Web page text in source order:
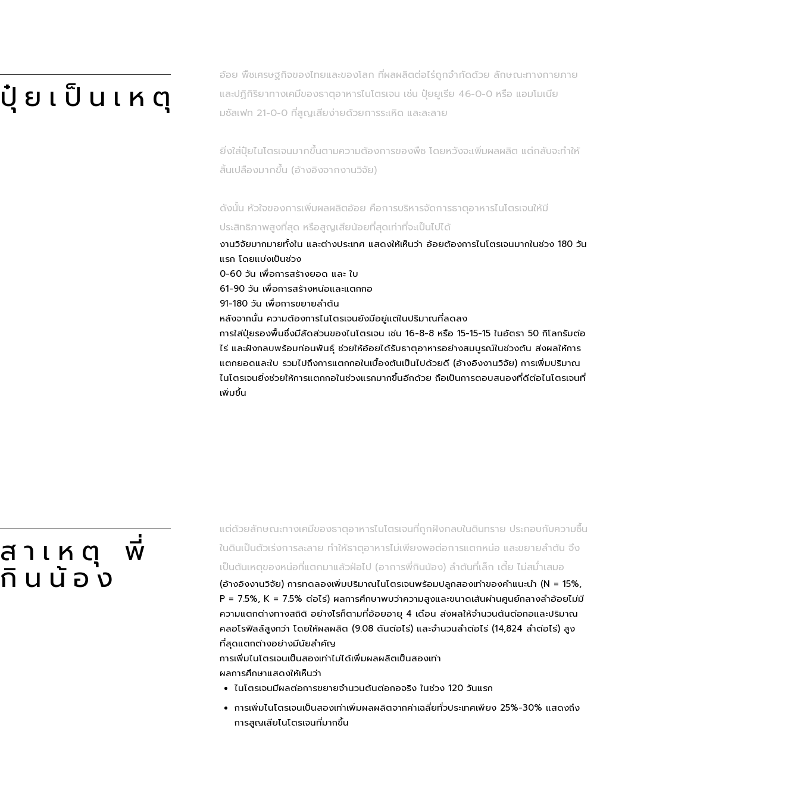
ปุ๋ยเป็นเหตุ
อ้อย พืชเศรษฐกิจของไทยและของโลก ที่ผลผลิตต่อไร่ถูกจำกัดด้วย ลักษณะทางกายภาย
และปฏิกิริยาทางเคมีของธาตุอาหารไนโตรเจน เช่น ปุ๋ยยูเรีย 46-0-0 หรือ แอมโมเนีย
มซัลเฟท 21-0-0 ที่สูญเสียง่ายด้วยการระเหิด และละลาย
ยิ่งใส่ปุ๋ยไนโตรเจนมากขึ้นตามความต้องการของพืช โดยหวังจะเพิ่มผลผลิต แต่กลับจะทำให้
สิ้นเปลืองมากขึ้น (อ้างอิงจากงานวิจัย)
ดังนั้น หัวใจของการเพิ่มผลผลิตอ้อย คือการบริหารจัดการธาตุอาหารไนโตรเจนให้มี
ประสิทธิภาพสูงที่สุด หรือสูญเสียน้อยที่สุดเท่าที่จะเป็นไปได้
งานวิจัยมากมายทั้งใน และต่างประเทศ แสดงให้เห็นว่า อ้อยต้องการไนโตรเจนมากในช่วง 180 วัน
แรก โดยแบ่งเป็นช่วง
0-60 วัน เพื่อการสร้างยอด และ ใบ
61-90 วัน เพื่อการสร้างหน่อและแตกกอ
91-180 วัน เพื่อการขยายลำต้น
หลังจากนั้น ความต้องการไนโตรเจนยังมีอยู่แต่ในปริมาณที่ลดลง
การใส่ปุ๋ยรองพื้นซึ่งมีสัดส่วนของไนโตรเจน เช่น 16-8-8 หรือ 15-15-15 ในอัตรา 50 กิโลกรัมต่อ
ไร่ และฝังกลบพร้อมท่อนพันธุ์ ช่วยให้อ้อยได้รับธาตุอาหารอย่างสมบูรณ์ในช่วงต้น ส่งผลให้การ
แตกยอดและใบ รวมไปถึงการแตกกอในเบื้องต้นเป็นไปด้วยดี (อ้างอิงงานวิจัย) การเพิ่มปริมาณ
ไนโตรเจนยิ่งช่วยให้การแตกกอในช่วงแรกมากขึ้นอีกด้วย ถือเป็นการตอบสนองที่ดีต่อไนโตรเจนที่
เพิ่มขึ้น
สาเหตุ พี่
กินน้อง
แต่ด้วยลักษณะทางเคมีของธาตุอาหารไนโตรเจนที่ถูกฝังกลบในดินทราย ประกอบกับความชื้น
ในดินเป็นตัวเร่งการละลาย ทำให้ธาตุอาหารไม่เพียงพอต่อการแตกหน่อ และขยายลำต้น จึง
เป็นต้นเหตุของหน่อที่แตกมาแล้วฝ่อไป (อาการพี่กินน้อง) ลำต้นที่เล็ก เตี้ย ไม่สม่ำเสมอ
(อ้างอิงงานวิจัย) การทดลองเพิ่มปริมาณไนโตรเจนพร้อมปลูกสองเท่าของคำแนะนำ (N = 15%,
P = 7.5%, K = 7.5% ต่อไร่) ผลการศึกษาพบว่าความสูงและขนาดเส้นผ่านศูนย์กลางลำอ้อยไม่มี
ความแตกต่างทางสถิติ อย่างไรก็ตามที่อ้อยอายุ 4 เดือน ส่งผลให้จำนวนต้นต่อกอและปริมาณ
คลอโรฟิลล์สูงกว่า โดยให้ผลผลิต (9.08 ตันต่อไร่) และจำนวนลำต่อไร่ (14,824 ลำต่อไร่) สูง
ที่สุดแตกต่างอย่างมีนัยสำคัญ
การเพิ่มไนโตรเจนเป็นสองเท่าไม่ได้เพิ่มผลผลิตเป็นสองเท่า
ผลการศึกษาแสดงให้เห็นว่า
ไนโตรเจนมีผลต่อการขยายจำนวนต้นต่อกอจริง ในช่วง 120 วันแรก
การเพิ่มไนโตรเจนเป็นสองเท่าเพิ่มผลผลิตจากค่าเฉลี่ยทั่วประเทศเพียง 25%-30% แสดงถึง
การสูญเสียไนโตรเจนที่มากขึ้น